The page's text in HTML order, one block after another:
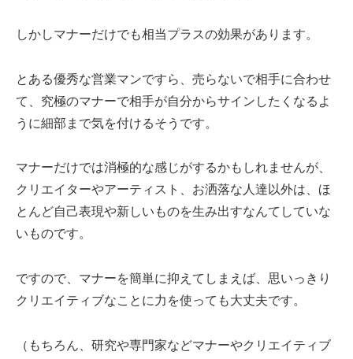
しかしマナーだけでも相当プラスの効果があります。
とある優秀な営業マンですら、売らないで相手に合わせ
て、究極のマナーで相手が自分からサインしたくなるよ
うに細部まで気を付けるそうです。
マナーだけでは消極的な感じがするかもしれませんが、
クリエイターやアーティスト、お洒落な人達以外は、ほ
とんど自己表現や新しいものを生み出すなんてしていな
いものです。
ですので、マナーを簡単に抑えてしまえば、思いっきり
クリエイティブなことに力を使っても大丈夫です。
（もちろん、研究や専門家などマナーやクリエイティブ